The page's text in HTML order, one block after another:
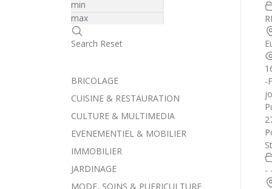
-
-
Search Reset
BRICOLAGE
CUISINE & RESTAURATION
CULTURE & MULTIMEDIA
EVENEMENTIEL & MOBILIER
IMMOBILIER
JARDINAGE
MODE, SOINS & PUERICULTURE